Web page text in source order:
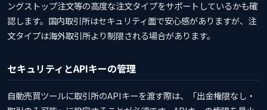
ングストップ注文等の高度な注文タイプをサポートしているかも確
認します。国内取引所はセキュリティ面で安心感がありますが、注
文タイプは海外取引所より制限される場合があります。
セキュリティとAPIキーの管理
自動売買ツールに取引所のAPIキーを渡す際は、「出金権限なし・